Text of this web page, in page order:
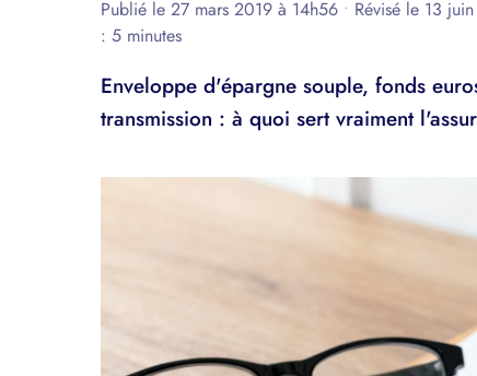
Publié le 27 mars 2019 à 14h56 • Révisé le 13
: 5 minutes
Enveloppe d'épargne souple, fonds
transmission : à quoi sert vraiment